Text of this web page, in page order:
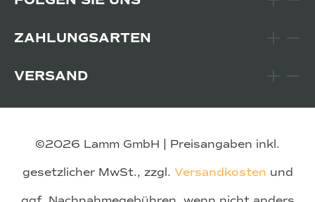
ZAHLUNGSARTEN
VERSAND
©2026 Lamm GmbH | Preisangaben inkl.
gesetzlicher MwSt., zzgl. Versandkosten und